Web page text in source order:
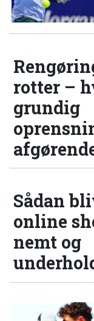
rotter –
grundig
Sådan
online
nemt og